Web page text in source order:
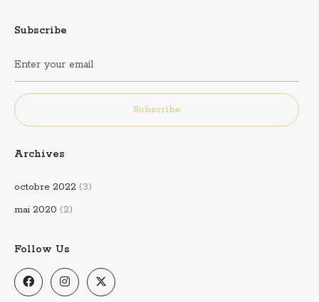
Subscribe
Subscribe
Archives
octobre 2022 (3)
mai 2020 (2)
Follow Us